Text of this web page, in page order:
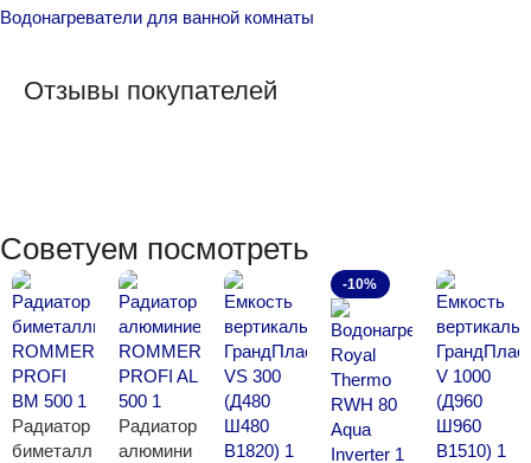
Водонагреватели для ванной комнаты
Отзывы покупателей
Советуем посмотреть
Радиатор
биметалл
Радиатор
алюмини
-10%